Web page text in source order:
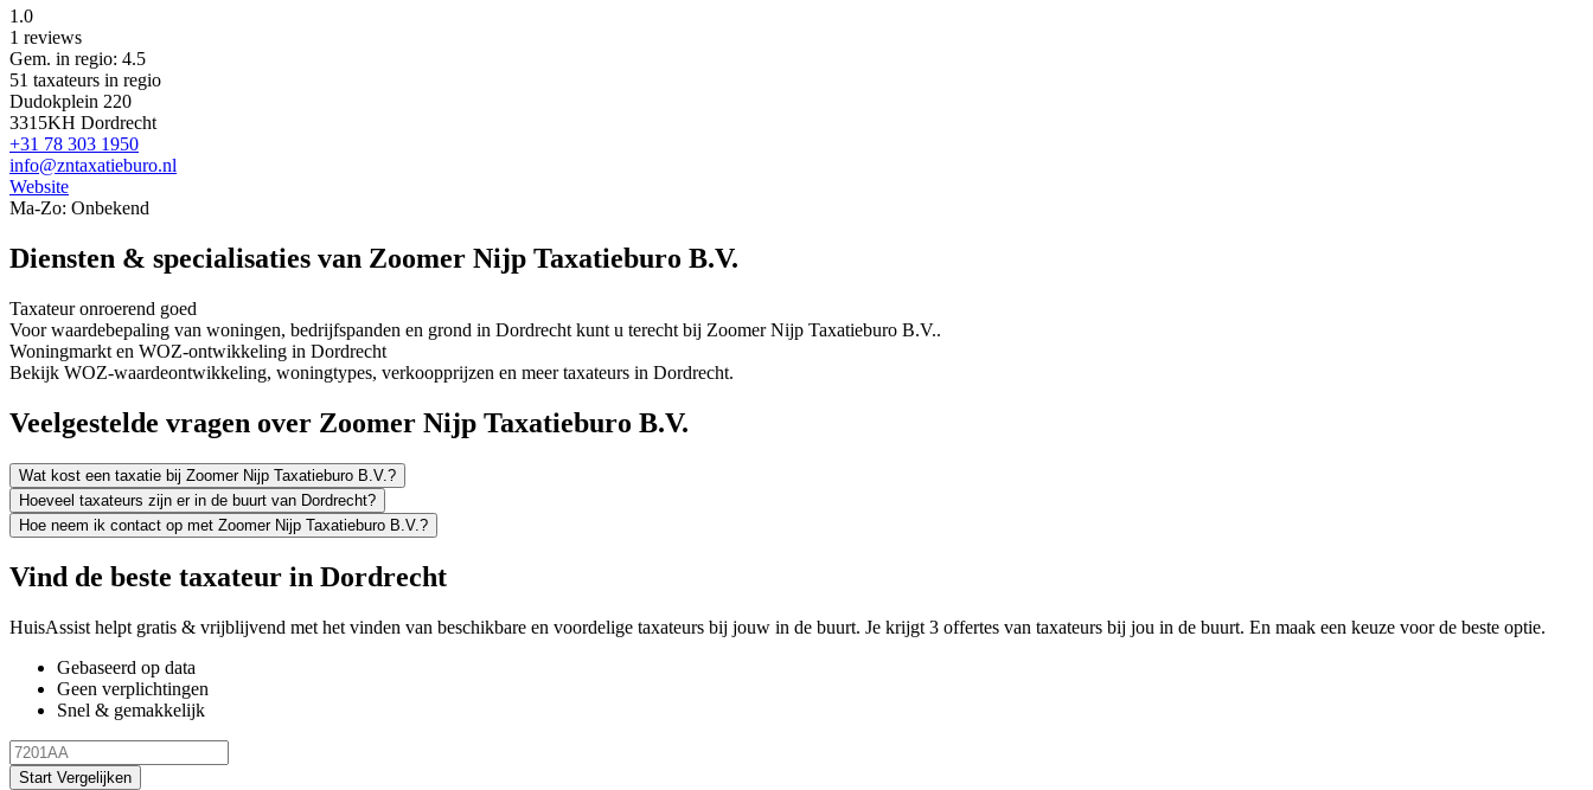
1.0
1 reviews
Gem. in regio: 4.5
51 taxateurs in regio
Dudokplein 220
3315KH Dordrecht
+31 78 303 1950
info@zntaxatieburo.nl
Website
Ma-Zo: Onbekend
Diensten & specialisaties van Zoomer Nijp Taxatieburo B.V.
Taxateur onroerend goed
Voor waardebepaling van woningen, bedrijfspanden en grond in Dordrecht kunt u terecht bij Zoomer Nijp Taxatieburo B.V..
Woningmarkt en WOZ-ontwikkeling in Dordrecht
Bekijk WOZ-waardeontwikkeling, woningtypes, verkoopprijzen en meer taxateurs in Dordrecht.
Veelgestelde vragen over Zoomer Nijp Taxatieburo B.V.
Wat kost een taxatie bij Zoomer Nijp Taxatieburo B.V.?
Hoeveel taxateurs zijn er in de buurt van Dordrecht?
Hoe neem ik contact op met Zoomer Nijp Taxatieburo B.V.?
Vind de beste taxateur in Dordrecht
HuisAssist helpt gratis & vrijblijvend met het vinden van beschikbare en voordelige taxateurs bij jouw in de buurt. Je krijgt 3 offertes van taxateurs bij jou in de buurt. En maak een keuze voor de beste optie.
Gebaseerd op data
Geen verplichtingen
Snel & gemakkelijk
Start Vergelijken